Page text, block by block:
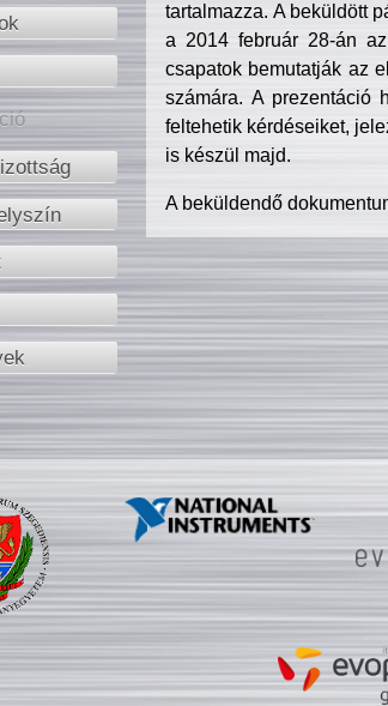
tartalmazza. A beküldött
a 2014 február 28-án
csapatok bemutatják az
számára. A prezentáció
feltehetik kérdéseiket,
is készül majd.
A beküldendő